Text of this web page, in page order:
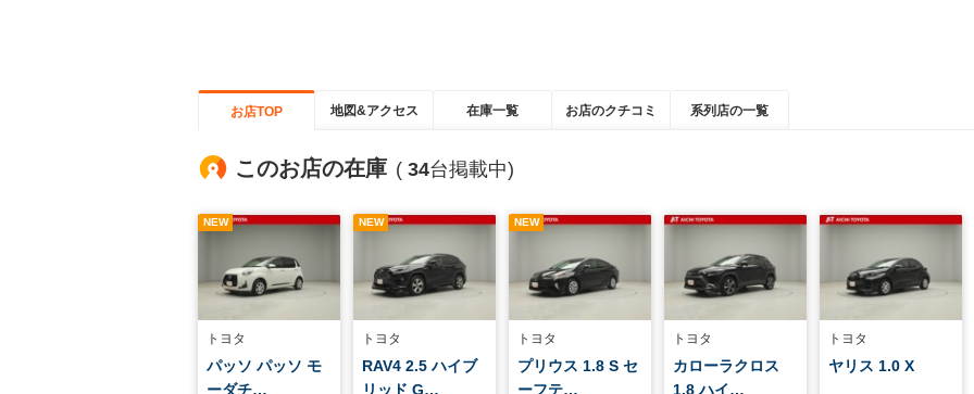
お店TOP 地図&アクセス 在庫一覧 お店のクチコミ 系列店の一覧
このお店の在庫 ( 34台掲載中)
NEW
トヨタ
パッソ パッソ モ
ーダチ…
NEW
トヨタ
RAV4 2.5 ハイブ
リッド G…
NEW
トヨタ
プリウス 1.8 S セ
ーフテ…
トヨタ
カローラクロス
1.8 ハイ…
トヨタ
ヤリス 1.0 X